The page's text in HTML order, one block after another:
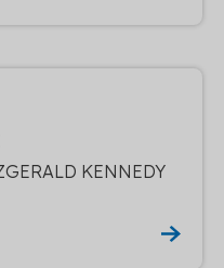
KENNEDY